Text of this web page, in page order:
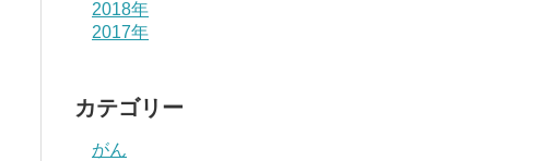
2018年
2017年
カテゴリー
がん